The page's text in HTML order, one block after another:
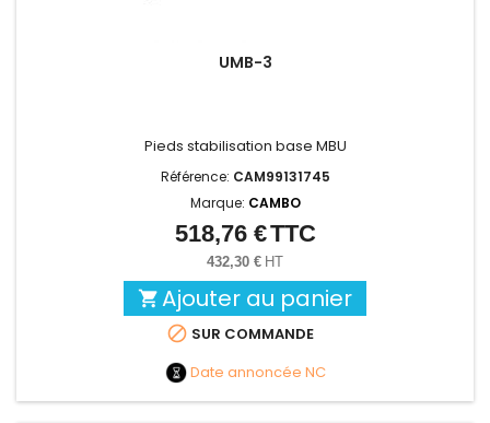
UMB-3
Pieds stabilisation base MBU
Référence: CAM99131745
Marque: CAMBO
Prix
518,76 €TTC
432,30 € HT
 Ajouter au panier
 SUR COMMANDE
Date annoncée NC